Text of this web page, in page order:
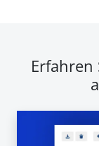
Erfahren